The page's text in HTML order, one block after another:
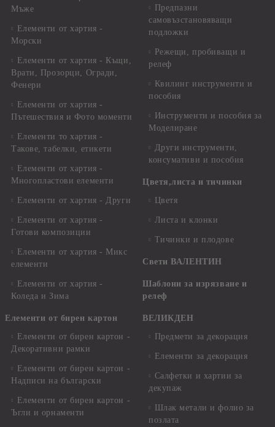
Мъже
Елементи от хартия -
Морски
Елементи от хартия - Къщи,
Врати, Прозорци, Огради,
Фенери
Елементи от хартия -
Пътешествия и Фото моменти
Елементи то хартия -
Такове, табелки, етикети
Елементи от хартия -
Многопластови елементи
Елементи от хартия - Други
Елементи от хартия -
Готови композиции
Елементи от хартия - Микс
елементи
Елементи от хартия -
Коледа и Зима
Елементи от бирен картон
Елементи от бирен картон -
Декоративни рамки
Елементи от бирен картон -
Надписи на български
Елементи от бирен картон -
Ъгли и орнаменти
Предпазни
самовъзстановяващи
подложки
Режещи, пробиващи и
релеф
Квилинг инструменти и
пособия
Инструменти и пособия за
Моделиране
Други инструменти,
консумативи и пособия
Цветя,листа и тичинки
Цветя
Листа и клонки
Тичинки и плодове
Свети ВАЛЕНТИН
Шаблони за изрязване и
релеф
ВЕЛИКДЕН
Предмети за декорация
Елементи за декорация
Салфетки и хартии за
декупаж
Шлак метали и фолио за
позлата